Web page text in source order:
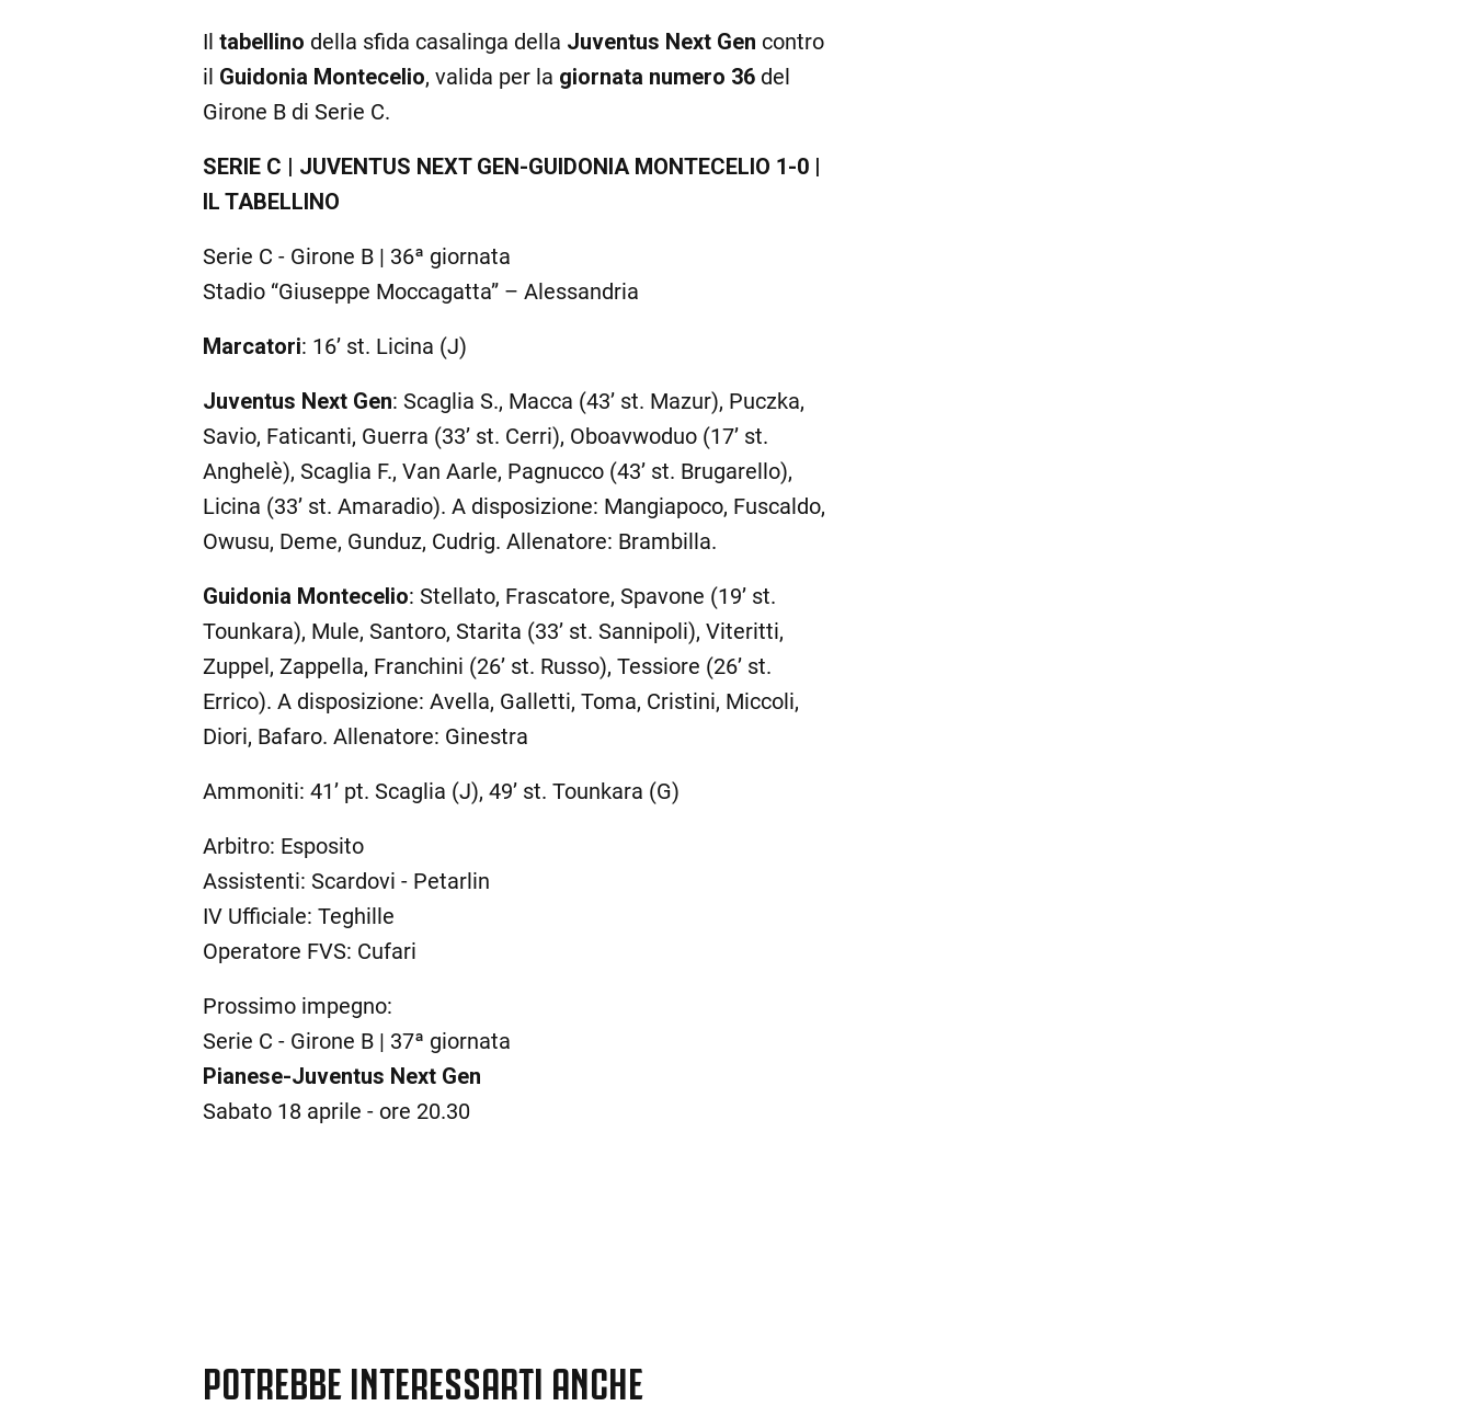
Il tabellino della sfida casalinga della Juventus Next Gen contro
il Guidonia Montecelio, valida per la giornata numero 36del
Girone B di Serie C.
SERIE C | JUVENTUS NEXT GEN-GUIDONIA MONTECELIO 1-0 |
IL TABELLINO
Serie C - Girone B | 36ª giornata
Stadio “Giuseppe Moccagatta” – Alessandria
Marcatori: 16’ st. Licina (J)
Juventus Next Gen: Scaglia S., Macca (43’ st. Mazur), Puczka,
Savio, Faticanti, Guerra (33’ st. Cerri), Oboavwoduo (17’ st.
Anghelè), Scaglia F., Van Aarle, Pagnucco (43’ st. Brugarello),
Licina (33’ st. Amaradio). A disposizione: Mangiapoco, Fuscaldo,
Owusu, Deme, Gunduz, Cudrig. Allenatore: Brambilla.
Guidonia Montecelio: Stellato, Frascatore, Spavone (19’ st.
Tounkara), Mule, Santoro, Starita (33’ st. Sannipoli), Viteritti,
Zuppel, Zappella, Franchini (26’ st. Russo), Tessiore (26’ st.
Errico). A disposizione: Avella, Galletti, Toma, Cristini, Miccoli,
Diori, Bafaro. Allenatore: Ginestra
Ammoniti: 41’ pt. Scaglia (J), 49’ st. Tounkara (G)
Arbitro: Esposito
Assistenti: Scardovi - Petarlin
IV Ufficiale: Teghille
Operatore FVS: Cufari
Prossimo impegno:
Serie C - Girone B | 37ª giornata
Pianese-Juventus Next Gen
Sabato 18 aprile - ore 20.30
POTREBBE INTERESSARTI ANCHE